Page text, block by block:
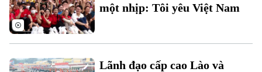
một nhịp: Tôi yêu Việt Nam
Lãnh đạo cấp cao Lào và